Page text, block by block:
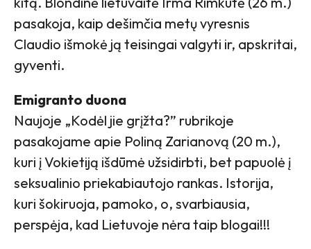
pasakoja, kaip dešimčia metų vyresnis
Claudio išmokė ją teisingai valgyti ir, apskritai,
gyventi.
Emigranto duona
Naujoje „Kodėl jie grįžta?” rubrikoje
pasakojame apie Poliną Zarianovą (20 m.),
kuri į Vokietiją išdūmė užsidirbti, bet papuolė į
seksualinio priekabiautojo rankas. Istorija,
kuri šokiruoja, pamoko, o, svarbiausia,
perspėja, kad Lietuvoje nėra taip blogai!!!